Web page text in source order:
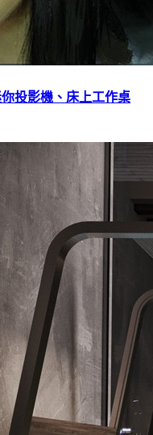
投影機、床上工作桌